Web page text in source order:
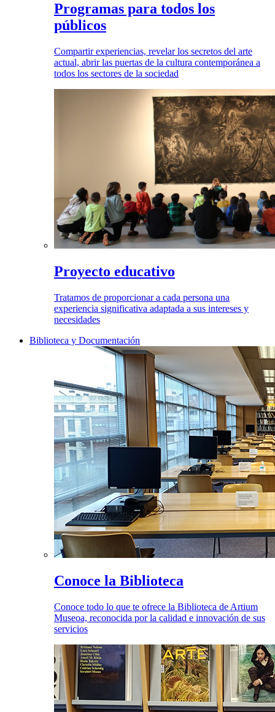
Programas para todos los
públicos
Compartir experiencias, revelar los secretos del arte
actual, abrir las puertas de la cultura contemporánea a
todos los sectores de la sociedad
Proyecto educativo
Tratamos de proporcionar a cada persona una
experiencia significativa adaptada a sus intereses y
necesidades
Biblioteca y Documentación
Conoce la Biblioteca
Conoce todo lo que te ofrece la Biblioteca de Artium
Museoa, reconocida por la calidad e innovación de sus
servicios